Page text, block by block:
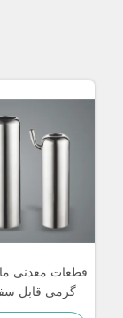
گرمی قابل